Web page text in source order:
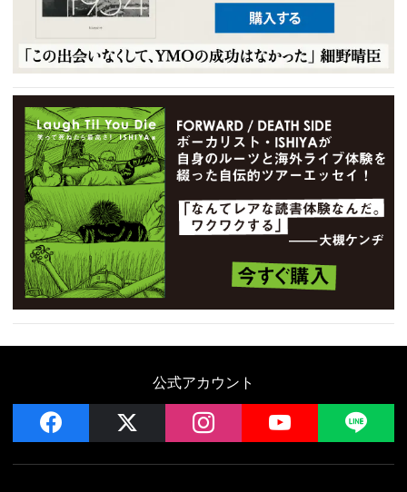
公式アカウント
facebook instagram YouTube